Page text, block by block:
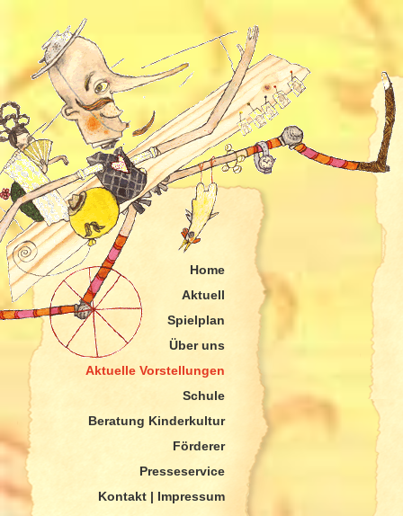
Home
Aktuell
Spielplan
Über uns
Aktuelle Vorstellungen
Schule
Beratung Kinderkultur
Förderer
Presseservice
Kontakt | Impressum